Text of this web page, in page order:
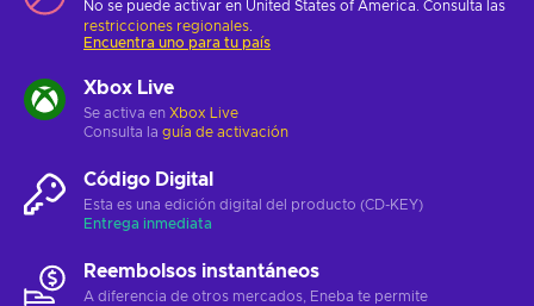
No se puede activar en United States of America. Consulta las
restricciones regionales
Encuentra uno para tu país
Xbox Live
Se activa en Xbox Live
Consulta la guía de activación
Código Digital
Esta es una edición digital del producto (CD-KEY)
Entrega inmediata
Reembolsos instantáneos
A diferencia de otros mercados, Eneba te permite